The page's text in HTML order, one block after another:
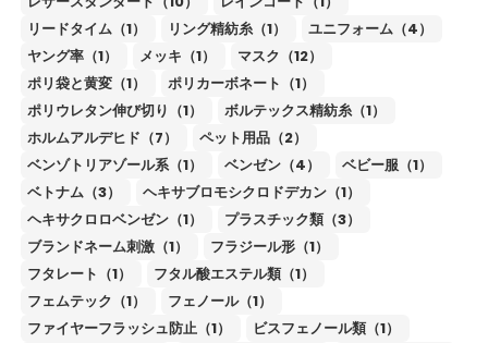
リードタイム（1）
リング精紡糸（1）
ユニフォーム（4）
ヤング率（1）
メッキ（1）
マスク（12）
ポリ袋と黄変（1）
ポリカーボネート（1）
ポリウレタン伸び切り（1）
ボルテックス精紡糸（1）
ホルムアルデヒド（7）
ペット用品（2）
ベンゾトリアゾール系（1）
ベンゼン（4）
ベビー服（1）
ベトナム（3）
ヘキサブロモシクロドデカン（1）
ヘキサクロロベンゼン（1）
プラスチック類（3）
ブランドネーム刺激（1）
フラジール形（1）
フタレート（1）
フタル酸エステル類（1）
フェムテック（1）
フェノール（1）
ファイヤーフラッシュ防止（1）
ビスフェノール類（1）